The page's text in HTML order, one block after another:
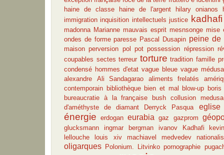
haine de classe haine de l'argent hilary onianos
immigration inquisition intellectuels justice kadhafi
madonna Marianne mauvais esprit mesnsonge mise
ondes de forme paresse Pascal Dusapin peine de
maison perversion pol pot possession répression
coupables sectes terreur torture tradition famille
condensé hommes d'etat vague bleue vague médusa
alexandre
Ali Sandagarao aliments frelatés
contemporain bibliothèque bien et mal blow-up boris
bureaucratie à la française
bush collusion
d'améthyste
de diamant Derryck Pasqua eglise
énergie erdogan eurabia gaz gazprom
glucksmann ingmar bergman ivanov Kadhafi
lellouche
louis xiv machiavel medvedev
oligarques Polonium. Litvinko pornographie